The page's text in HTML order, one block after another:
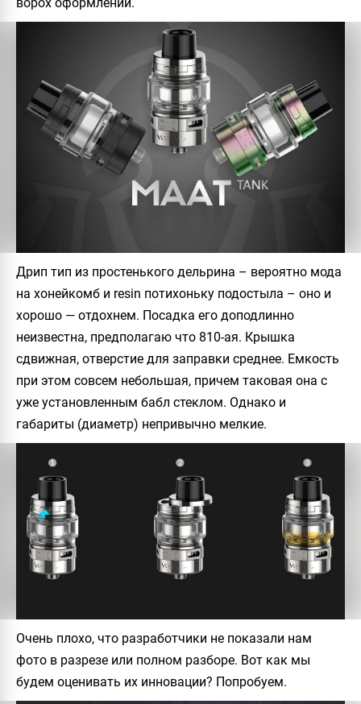
Дрип тип из простенького дельрина – вероятно мода
на хонейкомб и resin потихоньку подостыла – оно и
хорошо — отдохнем. Посадка его доподлинно
неизвестна, предполагаю что 810-ая. Крышка
сдвижная, отверстие для заправки среднее. Емкость
при этом совсем небольшая, причем таковая она с
уже установленным бабл стеклом. Однако и
габариты (диаметр) непривычно мелкие.
Очень плохо, что разработчики не показали нам
фото в разрезе или полном разборе. Вот как мы
будем оценивать их инновации? Попробуем.